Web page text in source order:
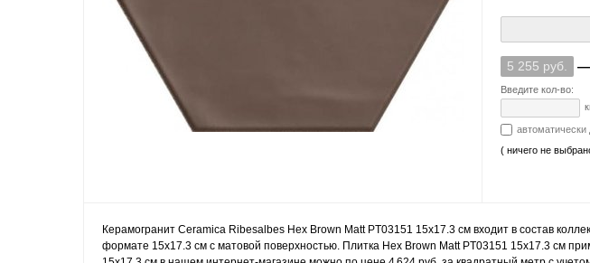
5 255 руб. —
Введите кол-во:
( ничего не
Керамогранит Ceramica Ribesalbes Hex Brown Matt PT03151 15x17.3 см входит в состав
формате 15x17.3 см с матовой поверхностью. Плитка Hex Brown Matt PT03151 15x17.3 см